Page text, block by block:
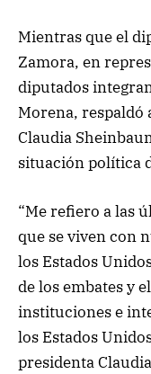
Mientras que el
Zamora, en
diputados
Morena, respaldó
Claudia
situación política
“Me refiero a las
que se viven con
los Estados
de los embates y
instituciones e
los Estados
presidenta